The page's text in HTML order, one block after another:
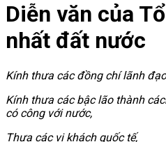
Diễn văn của
nhất đất nước
Kính thưa các đồng chí lãnh
Kính thưa các bậc lão thành
có công với nước,
Thưa các vị khách quốc tế,